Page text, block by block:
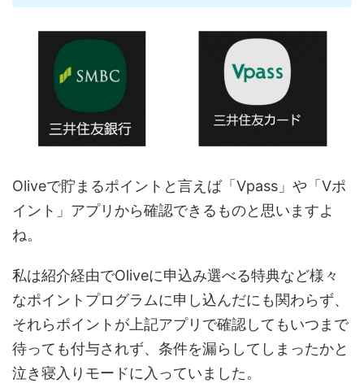
Oliveで貯まるポイントと言えば「Vpass」や「Vポ
イント」アプリから確認できるものと思いますよ
ね。
私は紹介経由でOliveに申込み選べる特典など様々
なポイントプログラムに申し込んだにも関わらず、
それらポイントが上記アプリで確認してもいつまで
待っても付与されず、条件を漏らしてしまったかと
泣き寝入りモードに入っていました。